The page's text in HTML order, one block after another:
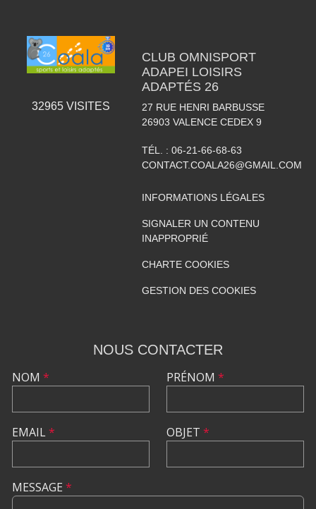
32965VISITES
CLUB OMNISPORT
ADAPEI LOISIRS
ADAPTÉS 26
27 RUE HENRI BARBUSSE
26903 VALENCE CEDEX 9
TÉL. : 06-21-66-68-63
CONTACT.COALA26@GMAIL.COM
INFORMATIONS LÉGALES
SIGNALER UN CONTENU
INAPPROPRIÉ
CHARTE COOKIES
GESTION DES COOKIES
NOUS CONTACTER
NOM *
EMAIL*
PRÉNOM *
OBJET *
MESSAGE *